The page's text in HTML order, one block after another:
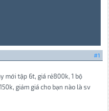
#1
mới tập 6t, giá rẻ800k, 1 bộ
giảm giá cho bạn nào là sv